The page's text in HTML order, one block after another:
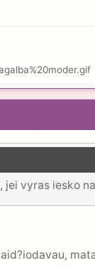
vyras iesko